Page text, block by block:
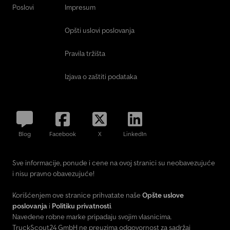
Poslovi Impresum
Opšti uslovi poslovanja
Pravila tržišta
Izjava o zaštiti podataka
Blog Facebook X LinkedIn
Sve informacije, ponude i cene na ovoj stranici su neobavezujuće
i nisu pravno obavezujuće!
Korišćenjem ove stranice prihvatate naše Opšte uslove
poslovanja i Politiku privatnosti.
Navedene robne marke pripadaju svojim vlasnicima.
TruckScout24 GmbH ne preuzima odgovornost za sadržaj